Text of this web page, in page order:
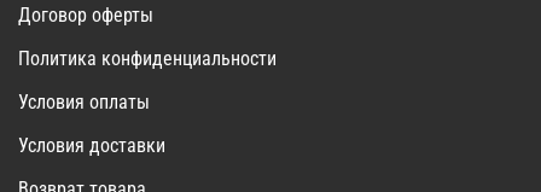
Договор оферты
Политика конфиденциальности
Условия оплаты
Условия доставки